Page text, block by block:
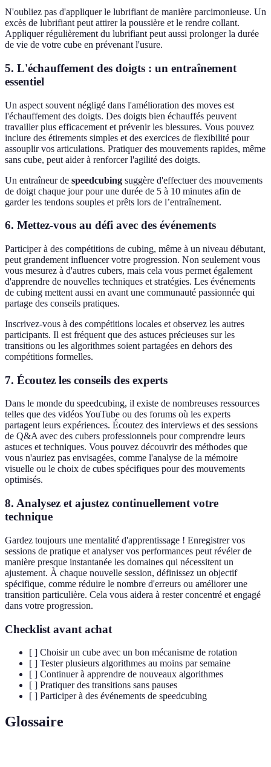
N'oubliez pas d'appliquer le lubrifiant de manière parcimonieuse. Un
excès de lubrifiant peut attirer la poussière et le rendre collant.
Appliquer régulièrement du lubrifiant peut aussi prolonger la durée
de vie de votre cube en prévenant l'usure.
5. L'échauffement des doigts : un entraînement
essentiel
Un aspect souvent négligé dans l'amélioration des moves est
l'échauffement des doigts. Des doigts bien échauffés peuvent
travailler plus efficacement et prévenir les blessures. Vous pouvez
inclure des étirements simples et des exercices de flexibilité pour
assouplir vos articulations. Pratiquer des mouvements rapides, même
sans cube, peut aider à renforcer l'agilité des doigts.
Un entraîneur de speedcubing suggère d'effectuer des mouvements
de doigt chaque jour pour une durée de 5 à 10 minutes afin de
garder les tendons souples et prêts lors de l’entraînement.
6. Mettez-vous au défi avec des événements
Participer à des compétitions de cubing, même à un niveau débutant,
peut grandement influencer votre progression. Non seulement vous
vous mesurez à d'autres cubers, mais cela vous permet également
d'apprendre de nouvelles techniques et stratégies. Les événements
de cubing mettent aussi en avant une communauté passionnée qui
partage des conseils pratiques.
Inscrivez-vous à des compétitions locales et observez les autres
participants. Il est fréquent que des astuces précieuses sur les
transitions ou les algorithmes soient partagées en dehors des
compétitions formelles.
7. Écoutez les conseils des experts
Dans le monde du speedcubing, il existe de nombreuses ressources
telles que des vidéos YouTube ou des forums où les experts
partagent leurs expériences. Écoutez des interviews et des sessions
de Q&A avec des cubers professionnels pour comprendre leurs
astuces et techniques. Vous pouvez découvrir des méthodes que
vous n'auriez pas envisagées, comme l'analyse de la mémoire
visuelle ou le choix de cubes spécifiques pour des mouvements
optimisés.
8. Analysez et ajustez continuellement votre
technique
Gardez toujours une mentalité d'apprentissage ! Enregistrer vos
sessions de pratique et analyser vos performances peut révéler de
manière presque instantanée les domaines qui nécessitent un
ajustement. À chaque nouvelle session, définissez un objectif
spécifique, comme réduire le nombre d'erreurs ou améliorer une
transition particulière. Cela vous aidera à rester concentré et engagé
dans votre progression.
Checklist avant achat
[ ] Choisir un cube avec un bon mécanisme de rotation
[ ] Tester plusieurs algorithmes au moins par semaine
[ ] Continuer à apprendre de nouveaux algorithmes
[ ] Pratiquer des transitions sans pauses
[ ] Participer à des événements de speedcubing
Glossaire